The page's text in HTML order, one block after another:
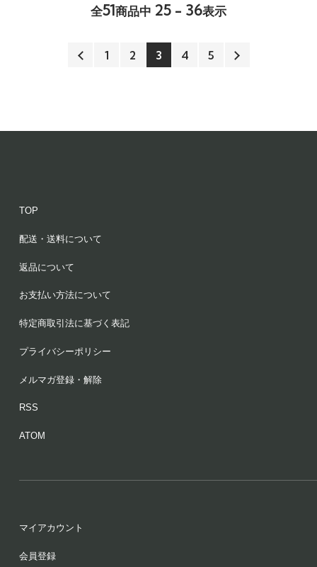
全51商品中 25 - 36表示
1 2 3 4 5
TOP
配送・送料について
返品について
お支払い方法について
特定商取引法に基づく表記
プライバシーポリシー
メルマガ登録・解除
RSS
ATOM
マイアカウント
会員登録